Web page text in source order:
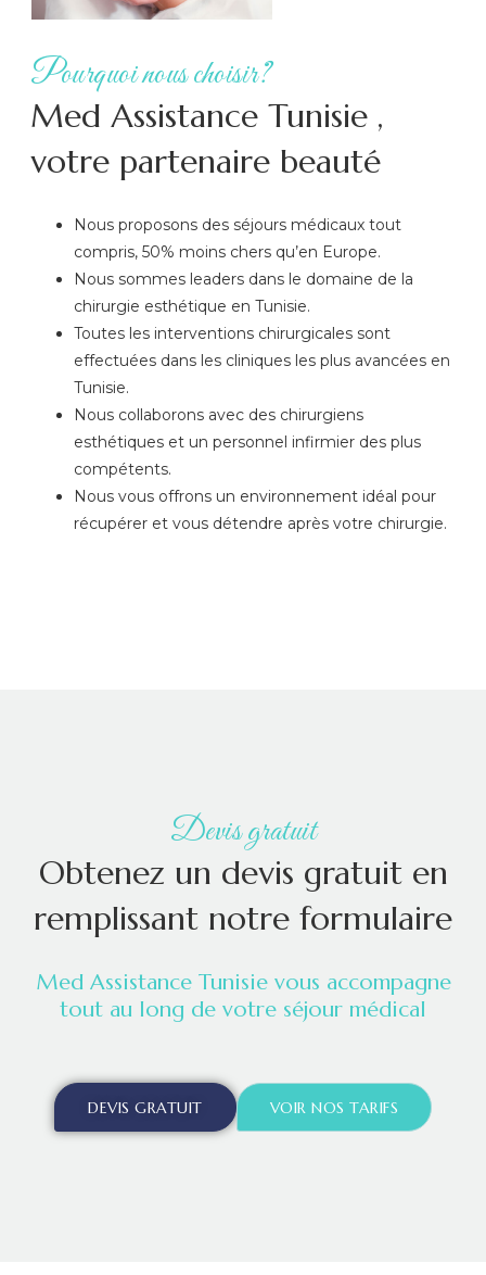
Pourquoi nous choisir?
Med Assistance Tunisie ,
votre partenaire beauté
Nous proposons des séjours médicaux tout
compris, 50% moins chers qu’en Europe.
Nous sommes leaders dans le domaine de la
chirurgie esthétique en Tunisie.
Toutes les interventions chirurgicales sont
effectuées dans les cliniques les plus avancées en
Tunisie.
Nous collaborons avec des chirurgiens
esthétiques et un personnel infirmier des plus
compétents.
Nous vous offrons un environnement idéal pour
récupérer et vous détendre après votre chirurgie.
Devis gratuit
Obtenez un devis gratuit en
remplissant notre formulaire
Med Assistance Tunisie vous accompagne
tout au long de votre séjour médical
DEVIS GRATUIT VOIR NOS TARIFS